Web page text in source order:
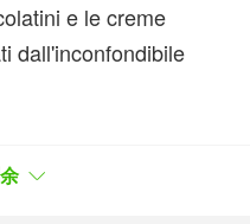
e le creme
dall'inconfondibile
巧克力块、小颗巧克